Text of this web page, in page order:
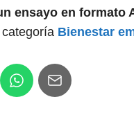
ensayo en formato
Bienestar